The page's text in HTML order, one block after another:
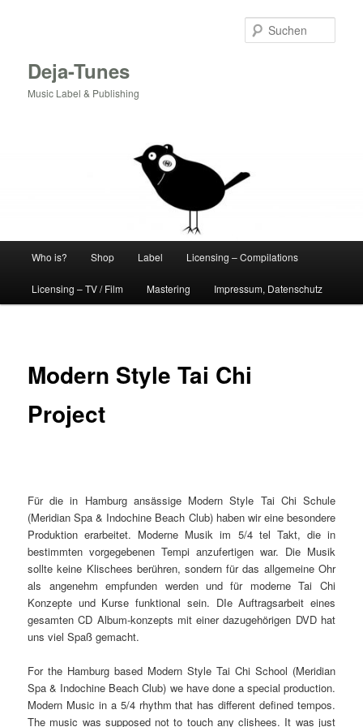
Deja-Tunes
Music Label & Publishing
Who is? Shop Label Licensing – Compilations
Licensing – TV / Film Mastering Impressum, Datenschutz
Modern Style Tai Chi
Project
Für die in Hamburg ansässige Modern Style Tai Chi Schule
(Meridian Spa & Indochine Beach Club) haben wir eine besondere
Produktion erarbeitet. Moderne Musik im 5/4 tel Takt, die in
bestimmten vorgegebenen Tempi anzufertigen war. Die Musik
sollte keine Klischees berühren, sondern für das allgemeine Ohr
als angenehm empfunden werden und für moderne Tai Chi
Konzepte und Kurse funktional sein. DIe Auftragsarbeit eines
gesamten CD Album-konzepts mit einer dazugehörigen DVD hat
uns viel Spaß gemacht.
For the Hamburg based Modern Style Tai Chi School (Meridian
Spa & Indochine Beach Club) we have done a special production.
Modern Music in a 5/4 rhythm that has different defined tempos.
The music was supposed not to touch any clishees. It was just